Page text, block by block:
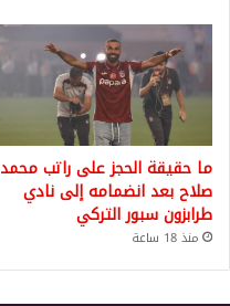
ما حقيقة الحجز على راتب محمد
صلاح بعد انضمامه إلى نادي
طرابزون سبور التركي
منذ 18 ساعة